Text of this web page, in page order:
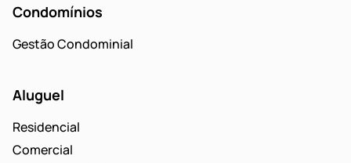
Condomínios
Gestão Condominial
Aluguel
Residencial
Comercial